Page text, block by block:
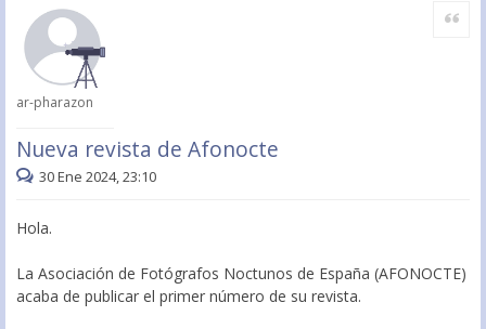
ar-pharazon
Nueva revista de Afonocte
Citar
30 Ene 2024, 23:10
Hola.
La Asociación de Fotógrafos Noctunos de España (AFONOCTE)
acaba de publicar el primer número de su revista.